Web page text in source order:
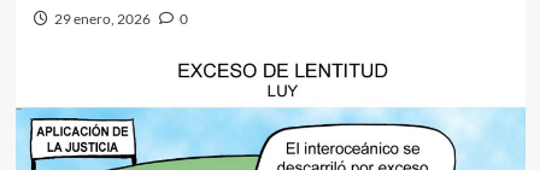
29 enero, 2026 0